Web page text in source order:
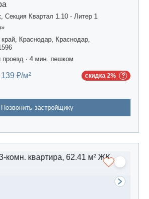
Секция Квартал 1.10 - Литер 1
Краснодар, Краснодар,
проезд · 4 мин. пешком
₽/м² скидка 2%
Позвонить застройщику